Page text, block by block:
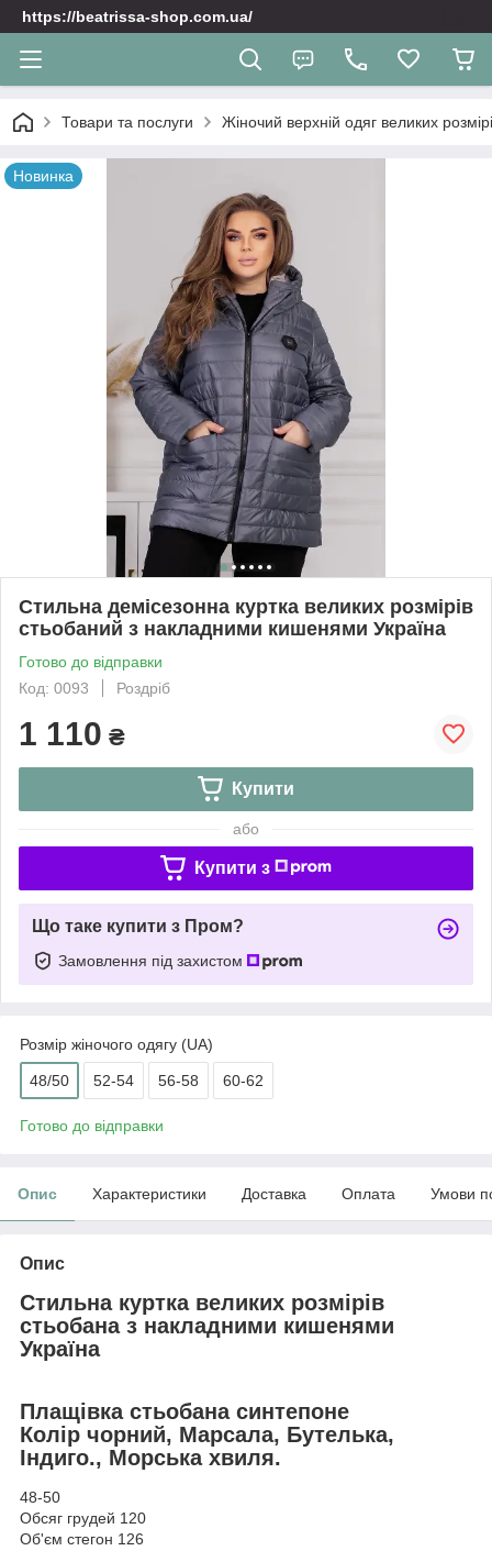
https://beatrissa-shop.com.ua/
Товари та послуги Жіночий верхній одяг великих
Новинка
Стильна демісезонна куртка великих розмірів
стьобаний з накладними кишенями Україна
Готово до відправки
Код: 0093
Роздріб
1 110 ₴
Купити
або
Купити з
Що таке купити з Пром?
Замовлення під захистом
Розмір жіночого одягу (UA)
48/50 52-54 56-58 60-62
Готово до відправки
Опис Характеристики Доставка Оплата Умови
Опис
Стильна куртка великих розмірів
стьобана з накладними кишенями
Україна
Плащівка стьобана синтепоне
Колір чорний, Марсала, Бутелька,
Індиго., Морська хвиля.
48-50
Обсяг грудей 120
Об'єм стегон 126